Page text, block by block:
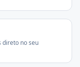
direto no seu